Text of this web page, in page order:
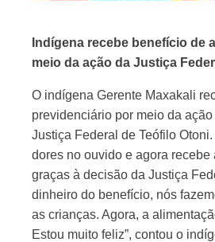
Indígena recebe benefício de
meio da ação da Justiça
O indígena Gerente Maxakali
previdenciário por meio da
Justiça Federal de Teófilo
dores no ouvido e agora recebe
graças à decisão da Justiça
dinheiro do benefício, nós
as crianças. Agora, a
Estou muito feliz”, contou o